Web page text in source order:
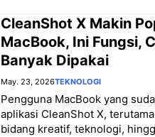
CleanShot X Makin
MacBook, Ini Fungsi,
Banyak Dipakai
May. 23, 2026TEKNOLOGI
Pengguna MacBook yang
aplikasi CleanShot X,
bidang kreatif, teknologi,